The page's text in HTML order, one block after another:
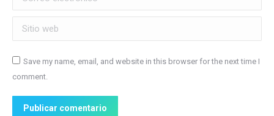
Sitio web
Save my name, email, and website in this browser for the next time I
comment.
Publicar comentario